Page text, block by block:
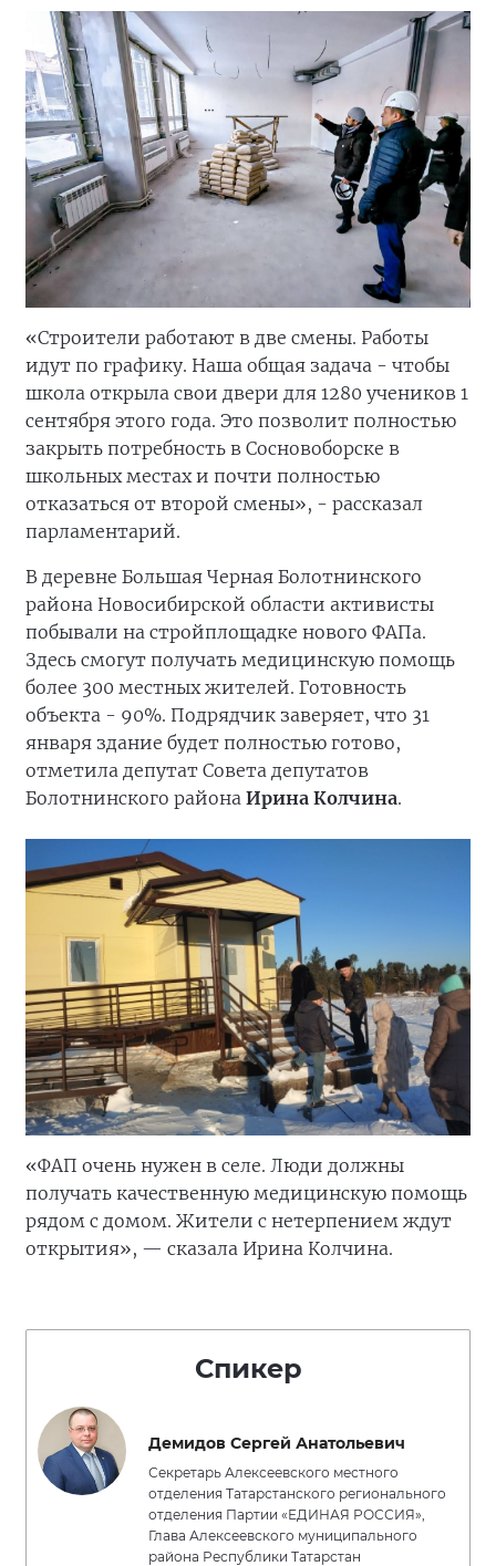
«Строители работают в две смены. Работы
идут по графику. Наша общая задача - чтобы
школа открыла свои двери для 1280 учеников 1
сентября этого года. Это позволит полностью
закрыть потребность в Сосновоборске в
школьных местах и почти полностью
отказаться от второй смены», - рассказал
парламентарий.
В деревне Большая Черная Болотнинского
района Новосибирской области активисты
побывали на стройплощадке нового ФАПа.
Здесь смогут получать медицинскую помощь
более 300 местных жителей. Готовность
объекта - 90%. Подрядчик заверяет, что 31
января здание будет полностью готово,
отметила депутат Совета депутатов
Болотнинского района Ирина Колчина.
«ФАП очень нужен в селе. Люди должны
получать качественную медицинскую помощь
рядом с домом. Жители с нетерпением ждут
открытия», — сказала Ирина Колчина.
Спикер
Демидов Сергей Анатольевич
Секретарь Алексеевского местного
отделения Татарстанского регионального
отделения Партии «ЕДИНАЯ РОССИЯ»,
Глава Алексеевского муниципального
района Республики Татарстан